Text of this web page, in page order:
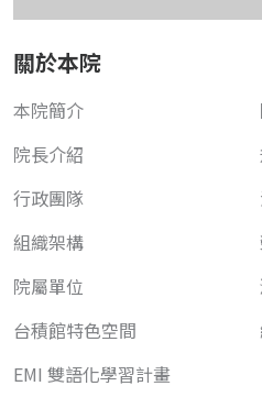
關於本院
本院簡介
院長介紹
行政團隊
組織架構
院屬單位
台積館特色空間
EMI 雙語化學習計畫